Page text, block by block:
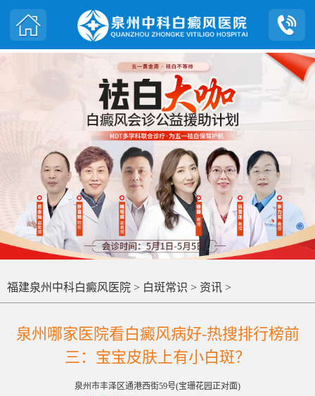
福建泉州中科白癜风医院 > 白斑常识 > 资讯 >
泉州哪家医院看白癜风病好-热搜排行榜前
三：宝宝皮肤上有小白斑？
泉州市丰泽区通港西街59号(宝珊花园正对面)